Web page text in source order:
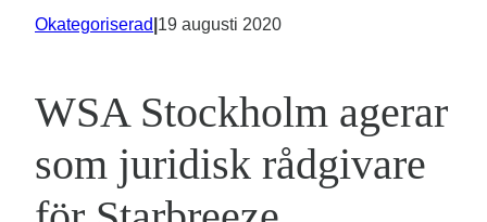
Okategoriserad 19 augusti 2020
WSA Stockholm agerar
som juridisk rådgivare